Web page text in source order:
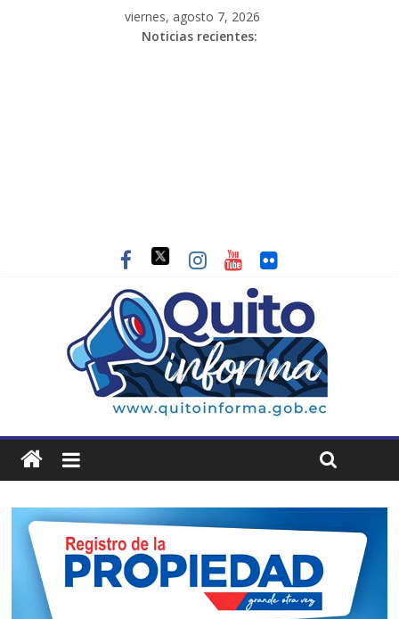
viernes, agosto 7, 2026
Noticias recientes: